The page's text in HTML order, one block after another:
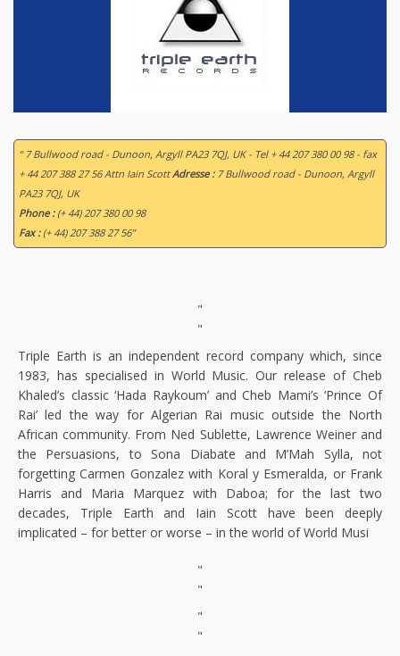
“ 7 Bullwood road - Dunoon, Argyll PA23 7QJ, UK - Tel + 44 207 380 00 98 - fax
+ 44 207 388 27 56 Attn Iain ScottAdresse : 7 Bullwood road - Dunoon, Argyll
PA23 7QJ, UK
Phone :(+ 44) 207 380 00 98
Fax :(+ 44) 207 388 27 56”
"
"
Triple Earth is an independent record company which, since
1983, has specialised in World Music. Our release of Cheb
Khaled’s classic ‘Hada Raykoum’ and Cheb Mami’s ‘Prince Of
Rai’ led the way for Algerian Rai music outside the North
African community. From Ned Sublette, Lawrence Weiner and
the Persuasions, to Sona Diabate and M’Mah Sylla, not
forgetting Carmen Gonzalez with Koral y Esmeralda, or Frank
Harris and Maria Marquez with Daboa; for the last two
decades, Triple Earth and Iain Scott have been deeply
implicated – for better or worse – in the world of World Musi
"
"
"
"